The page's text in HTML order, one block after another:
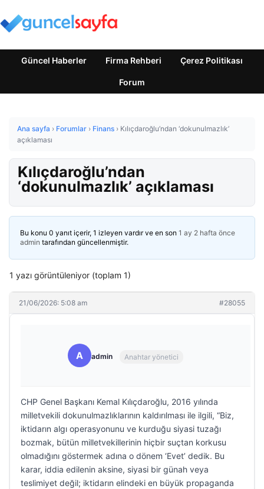
Güncel Haberler Firma Rehberi Çerez Politikası
Forum
Ana sayfa › Forumlar › Finans › Kılıçdaroğlu’ndan ‘dokunulmazlık’
açıklaması
Kılıçdaroğlu’ndan
‘dokunulmazlık’ açıklaması
Bu konu 0 yanıt içerir, 1 izleyen vardır ve en son 1 ay 2 hafta önce
admin tarafından güncellenmiştir.
1 yazı görüntüleniyor (toplam 1)
21/06/2026: 5:08 am #28055
A admin Anahtar yönetici
CHP Genel Başkanı Kemal Kılıçdaroğlu, 2016 yılında
milletvekili dokunulmazlıklarının kaldırılması ile ilgili, “Biz,
iktidarın algı operasyonunu ve kurduğu siyasi tuzağı
bozmak, bütün milletvekillerinin hiçbir suçtan korkusu
olmadığını göstermek adına o dönem ‘Evet’ dedik. Bu
karar, iddia edilenin aksine, siyasi bir günah veya
teslimiyet değil; iktidarın elindeki en büyük propaganda